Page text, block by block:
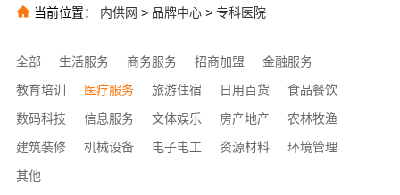
当前位置： 内供网 > 品牌中心 > 专科医院
全部 生活服务 商务服务 招商加盟
金融服务
教育培训
医疗服务 旅游住宿 日用百货
食品餐饮
数码科技
信息服务 文体娱乐 房产地产
农林牧渔
建筑装修
机械设备 电子电工 资源材料
环境管理
其他